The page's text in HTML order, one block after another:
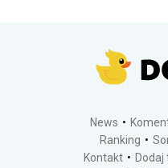
News
Ranking
Kontakt